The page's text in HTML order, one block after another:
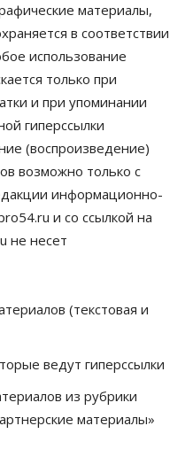
эксперт
кому можно
заявили в центры
вакансий
места в
в полтора раза
образованию в
вузы опубликовали
места
материалы,
в соответствии
использование
только при
и при упоминании
гиперссылки
(воспроизведение)
возможно только с
информационно-
и со ссылкой на
не несет
(текстовая и
ведут гиперссылки
из рубрики
материалы»